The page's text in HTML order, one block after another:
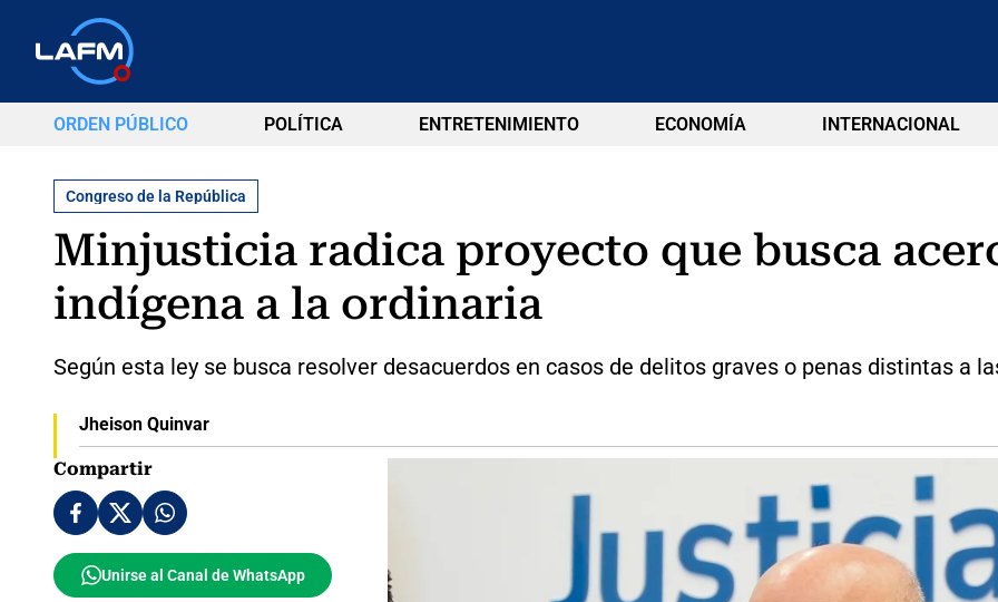
ORDEN PÚBLICO POLÍTICA ENTRETENIMIENTO ECONOMÍA INTERNACIONAL
Congreso de la República
Minjusticia radica proyecto que busca
indígena a la ordinaria
Según esta ley se busca resolver desacuerdos en casos de delitos graves o penas distintas a
Jheison Quinvar
Compartir
Unirse al Canal de WhatsApp